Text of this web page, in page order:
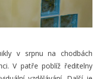
v srpnu na chodbách
V patře poblíž ředitelny